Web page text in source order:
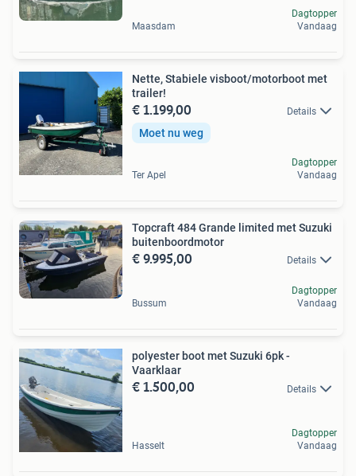
Maasdam
Dagtopper
Vandaag
Nette, Stabiele visboot/motorboot met
trailer!
€ 1.199,00 Details
Moet nu weg
Ter Apel
Dagtopper
Vandaag
Topcraft 484 Grande limited met Suzuki
buitenboordmotor
€ 9.995,00 Details
Bussum
Dagtopper
Vandaag
polyester boot met Suzuki 6pk -
Vaarklaar
€ 1.500,00 Details
Hasselt
Dagtopper
Vandaag